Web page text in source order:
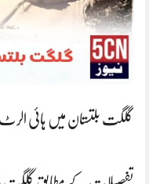
گلگت بلتستان میں ہائی